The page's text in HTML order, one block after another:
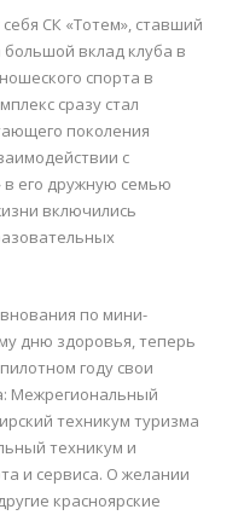
СК «Тотем», ставший
вклад клуба в
спорта в
сразу стал
поколения
с
его дружную семью
включились
по мини-
дню здоровья, теперь
году свои
Межрегиональный
техникум туризма
техникум и
и сервиса. О желании
красноярские